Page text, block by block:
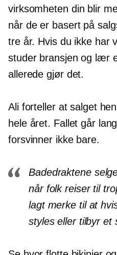
virksomheten din blir
når de er basert på
tre år. Hvis du ikke har
studer bransjen og lær
allerede gjør det.
Ali forteller at salget
hele året. Fallet går
forsvinner ikke bare.
Badedraktene
når folk reiser til
lagt merke til at
styles eller tilbyr et